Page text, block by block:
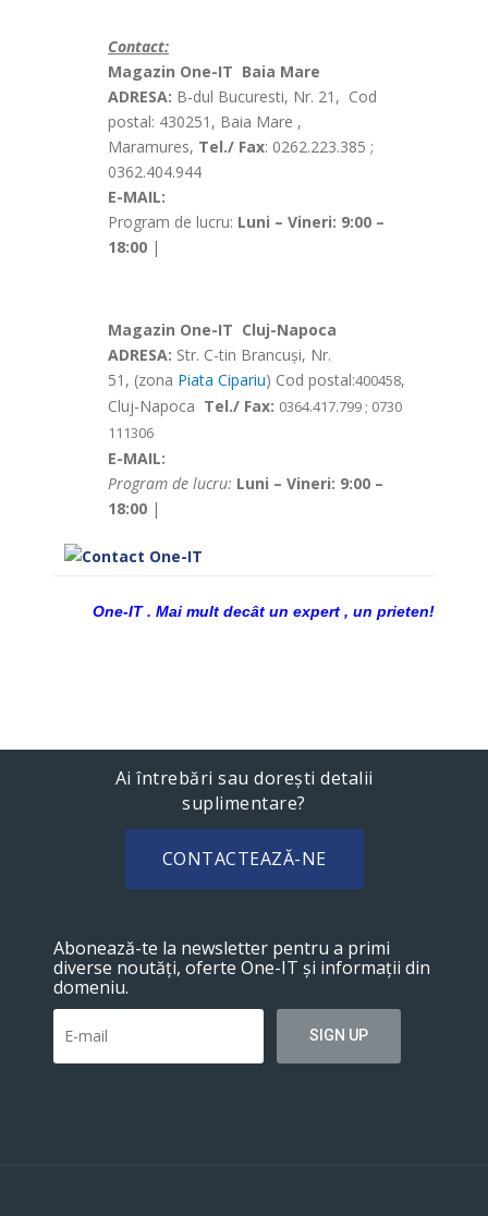
Contact:
Magazin One-IT Baia Mare
ADRESA: B-dul Bucuresti, Nr. 21, Cod
postal: 430251, Baia Mare ,
Maramures, Tel./ Fax: 0262.223.385 ;
0362.404.944
E-MAIL:
Program de lucru: Luni – Vineri: 9:00 –
18:00 |
Magazin One-IT Cluj-Napoca
ADRESA: Str. C-tin Brancuși, Nr.
51, (zona Piata Cipariu) Cod postal:400458,
Cluj-Napoca Tel./ Fax: 0364.417.799 ; 0730
111306
E-MAIL:
Program de lucru: Luni – Vineri: 9:00 –
18:00 |
One-IT . Mai mult decât un expert , un prieten!
Ai întrebări sau dorești detalii
suplimentare?
CONTACTEAZĂ-NE
Abonează-te la newsletter pentru a primi
diverse noutăți, oferte One-IT și informații din
domeniu.